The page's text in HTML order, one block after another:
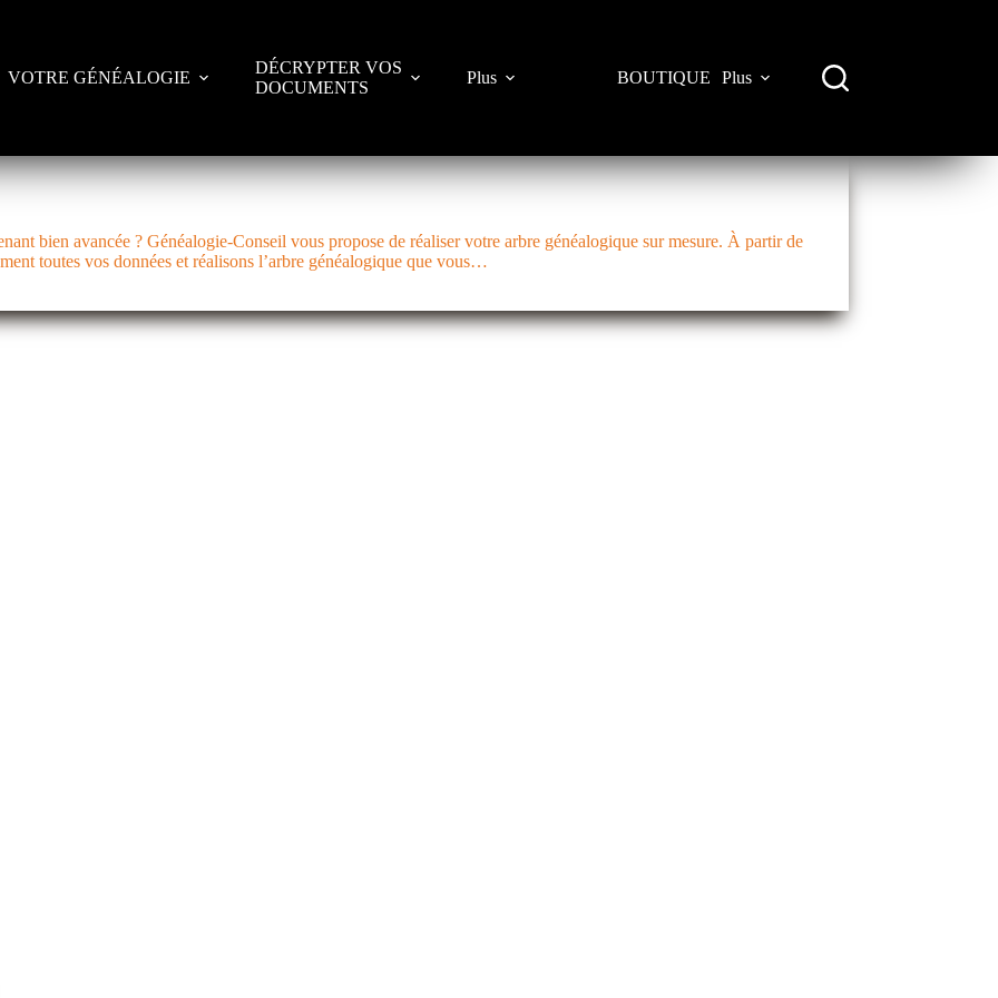
VOTRE GÉNÉALOGIE
DÉCRYPTER VOS
DOCUMENTS
Plus BOUTIQUE Plus
bien avancée ? Généalogie-Conseil vous propose de réaliser votre arbre généalogique sur mesure. À partir de
toutes vos données et réalisons l’arbre généalogique que vous…